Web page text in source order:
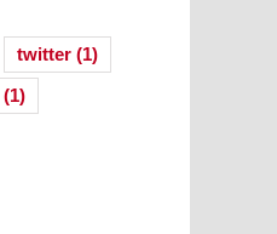
twitter (1)
(1)